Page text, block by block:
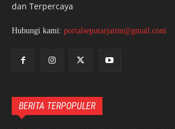
dan Terpercaya
Hubungi kami: portalseputarjatim@gmail.com
BERITA TERPOPULER